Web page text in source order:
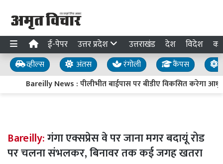
ई-पेपर उत्तर प्रदेश उत्तराखंड देश विदेश
व्हील्स अंतस रंगोली कैंपस
Bareilly News : पीलीभीत बाईपास पर बीडीए विकसित करेगा
Bareilly:गंगा एक्सप्रेस वे पर जाना मगर बदायूं रोड
पर चलना संभलकर, बिनावर तक कई जगह खतरा